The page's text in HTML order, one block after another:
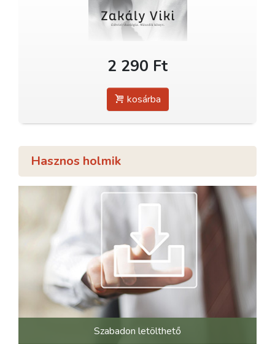
2 290 Ft
kosárba
Hasznos holmik
Szabadon letölthető